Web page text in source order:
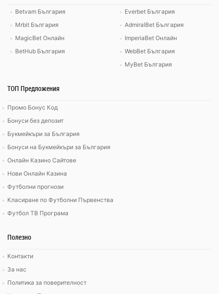
Betvam България
Mrbit България
MagicBet Онлайн
BetHub България
Everbet България
AdmiralBet България
ImperiaBet Онлайн
WebBet България
MyBet България
ТОП Предложения
Промо Бонус Код
Бонуси без депозит
Букмейкъри за България
Бонуси на Букмейкъри за България
Онлайн Казино Сайтове
Нови Онлайн Казина
Футболни прогнози
Класиране по Футболни Първенства
Футбол ТВ Програма
Полезно
Контакти
За нас
Политика за поверителност